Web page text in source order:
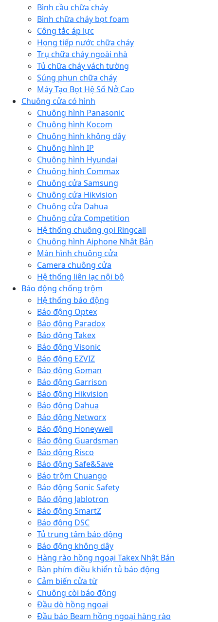
Bình cầu chữa cháy
Bình chữa cháy bọt foam
Công tắc áp lực
Họng tiếp nước chữa cháy
Trụ chữa cháy ngoài nhà
Tủ chữa cháy vách tường
Súng phun chữa cháy
Máy Tạo Bọt Hệ Số Nở Cao
Chuông cửa có hình
Chuông hình Panasonic
Chuông hình Kocom
Chuông hình không dây
Chuông hình IP
Chuông hình Hyundai
Chuông hình Commax
Chuông cửa Samsung
Chuông cửa Hikvision
Chuông cửa Dahua
Chuông cửa Competition
Hệ thống chuông gọi Ringcall
Chuông hình Aiphone Nhật Bản
Màn hình chuông cửa
Camera chuông cửa
Hệ thống liên lạc nội bộ
Báo động chống trộm
Hệ thống báo động
Báo động Optex
Báo động Paradox
Báo động Takex
Báo động Visonic
Báo động EZVIZ
Báo động Goman
Báo động Garrison
Báo động Hikvision
Báo động Dahua
Báo động Networx
Báo động Honeywell
Báo động Guardsman
Báo động Risco
Báo động Safe&Save
Báo trộm Chuango
Báo động Sonic Safety
Báo động Jablotron
Báo động SmartZ
Báo động DSC
Tủ trung tâm báo động
Báo động không dây
Hàng rào hồng ngoại Takex Nhật Bản
Bàn phím điều khiển tủ báo động
Cảm biến cửa từ
Chuông còi báo động
Đầu dò hồng ngoại
Đầu báo Beam hồng ngoại hàng rào